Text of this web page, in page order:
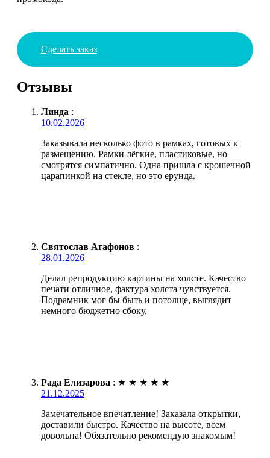
Сделать заказ
Отзывы
Линда :
10.02.2026
Заказывала несколько фото в рамках, готовых к
размещению. Рамки лёгкие, пластиковые, но
смотрятся симпатично. Одна пришла с крошечной
царапинкой на стекле, но это ерунда.
Святослав Агафонов :
28.01.2026
Делал репродукцию картины на холсте. Качество
печати отличное, фактура холста чувствуется.
Подрамник мог бы быть и потолще, выглядит
немного бюджетно сбоку.
Рада Елизарова : ★ ★ ★ ★ ★
21.12.2025
Замечательное впечатление! Заказала открытки,
доставили быстро. Качество на высоте, всем
довольна! Обязательно рекомендую знакомым!